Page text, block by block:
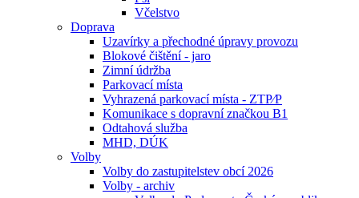
Včelstvo
Doprava
Uzavírky a přechodné úpravy provozu
Blokové čištění - jaro
Zimní údržba
Parkovací místa
Vyhrazená parkovací místa - ZTP⁄P
Komunikace s dopravní značkou B1
Odtahová služba
MHD, DÚK
Volby
Volby do zastupitelstev obcí 2026
Volby - archiv